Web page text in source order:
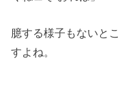
臆する様子もないと
すよね。